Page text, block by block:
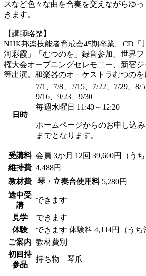
スなど色々な曲を合奏を交えながらゆ
きます。
【講師略歴】
NHK邦楽技能者育成会45期卒業。CD「
河彩霞」「むつのを」録音参加。世界
権大会オープニングセレモ二ー、新宿
等出演。和楽器のオ－ケストラむつのを
日時
7/1、7/8、7/15、7/22、7/29、8/5
9/16、9/23、9/30
毎週水曜日 11:40～12:20
ホームページからのお申し込
までとなります。
受講料 会員 3か月 12回 39,600円（うち
維持費 4,488円
教材費
琴・立奏台使用料 5,280円
途中受
講
できます
見学
できます
体験
できます 体験料 4,114円（うち
ご案内 教材費別
初回持
参品
持ち物 琴爪